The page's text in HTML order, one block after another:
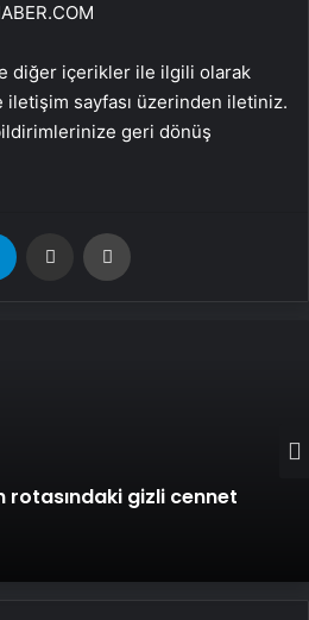
diğer içerikler ile ilgili olarak
sayfası üzerinden iletiniz.
geri dönüş
Email'den paylaş
rotasındaki gizli cennet